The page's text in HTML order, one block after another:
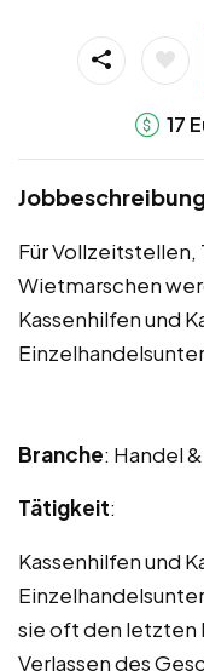
17
Jobbeschreibung
Für
Wietmarschen
Kassenhilfen und
Branche: Handel
Tätigkeit:
Kassenhilfen und
sie oft den letzten
Verlassen des